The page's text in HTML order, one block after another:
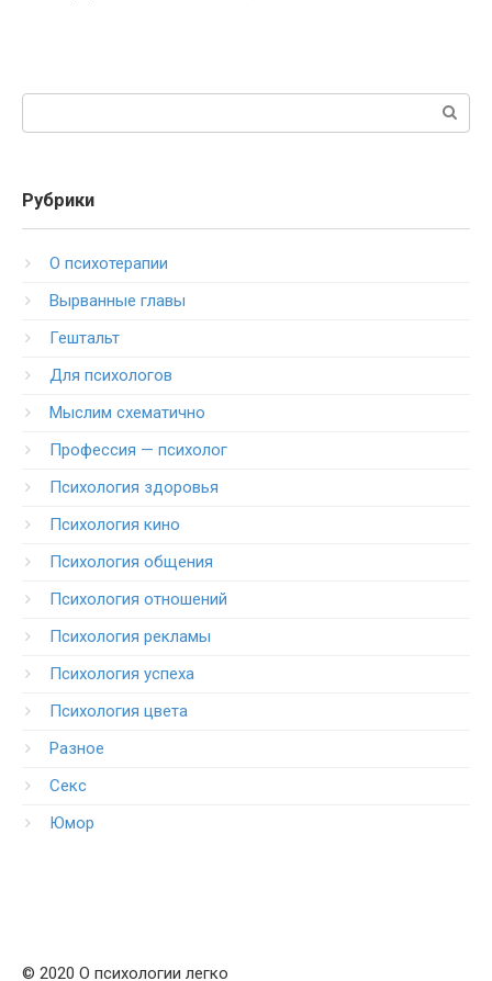
Рубрики
O психотерапии
Вырванные главы
Гештальт
Для психологов
Мыслим схематично
Профессия — психолог
Психология здоровья
Психология кино
Психология общения
Психология отношений
Психология рекламы
Психология успеха
Психология цвета
Разное
Секс
Юмор
© 2020 О психологии легко